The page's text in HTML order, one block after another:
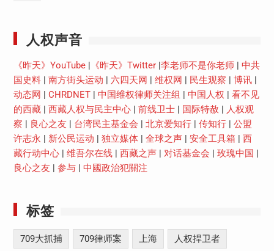
人权声音
《昨天》YouTube| 《昨天》Twitter| 李老师不是你老师| 中共
国史料| 南方街头运动 六四天网 维权网 民生观察 博讯|
动态网
CHRDNET| 中国维权律师关注组 中国人权
看不见
的西藏| 西藏人权与民主中心| 前线卫士| 国际特赦
人权观
察
良心之友 台湾民主基金会 北京爱知行| 传知行| 公盟
许志永
新公民运动 独立媒体| 全球之声| 安全工具箱
西
藏行动中心| 维吾尔在线| 西藏之声| 对话基金会 玫瑰中国
良心之友
参与| 中國政治犯關注
标签
709大抓捕 709律师案 上海 人权捍卫者